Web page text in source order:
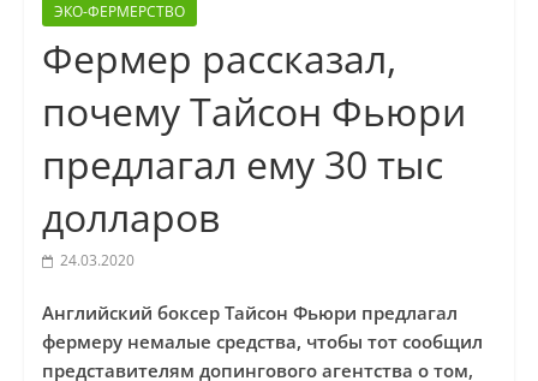
ЭКО-ФЕРМЕРСТВО
Фермер рассказал,
почему Тайсон Фьюри
предлагал ему 30 тыс
долларов
24.03.2020
Английский боксер Тайсон Фьюри предлагал
фермеру немалые средства, чтобы тот сообщил
представителям допингового агентства о том,